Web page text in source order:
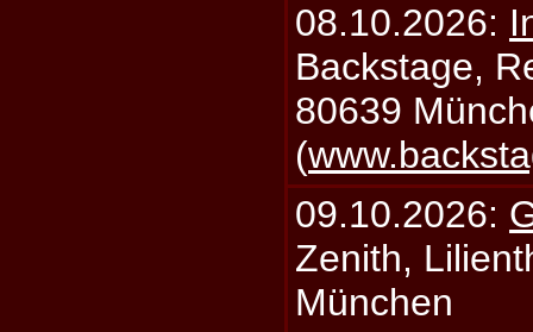
08.10.2026:
Backstage,
80639
(
09.10.2026:
Zenith,
München